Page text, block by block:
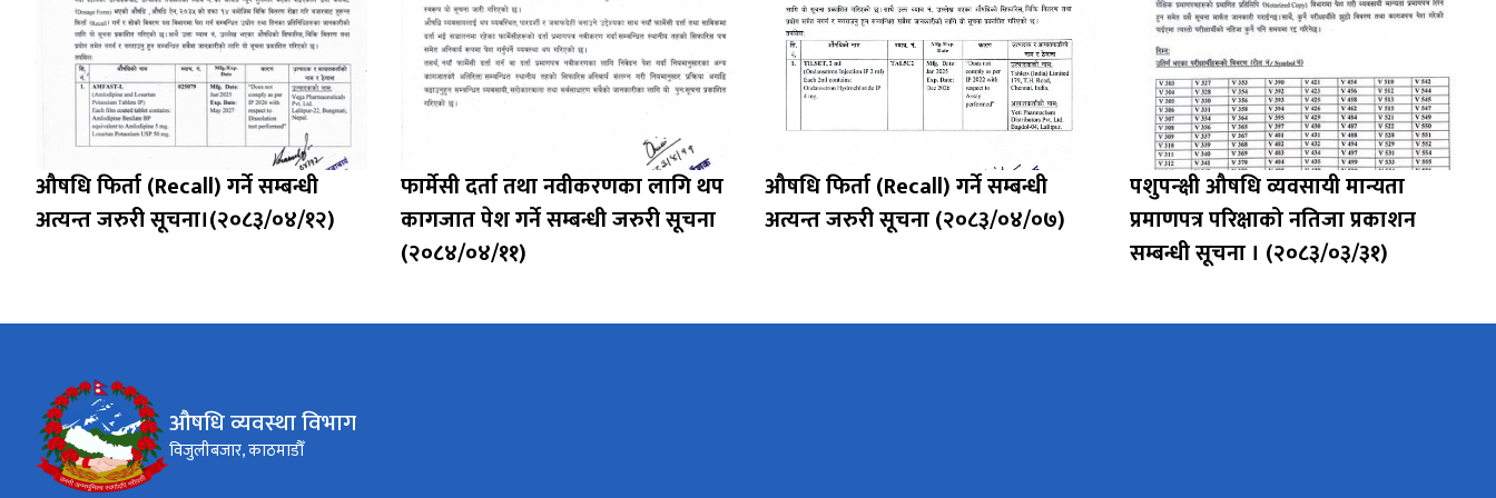
औषधि फिर्ता (Recall) गर्ने सम्बन्धी
अत्यन्त जरुरी सूचना।(२०८३/०४/१२)
फार्मेसी दर्ता तथा नवीकरणका लागि थप
कागजात पेश गर्ने सम्बन्धी जरुरी सूचना
(२०८४/०४/११)
औषधि फिर्ता (Recall) गर्ने सम्बन्धी
अत्यन्त जरुरी सूचना (२०८३/०४/०७)
पशुपन्क्षी औषधि व्यवसायी मान्यता
प्रमाणपत्र परिक्षाको नतिजा प्रकाशन
सम्बन्धी सूचना । (२०८३/०३/३१)
औषधि व्यवस्था विभाग
विजुलीबजार, काठमाडौँ